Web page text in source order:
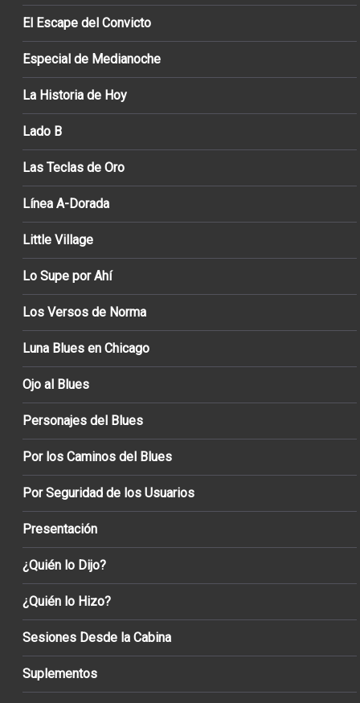
El Escape del Convicto
Especial de Medianoche
La Historia de Hoy
Lado B
Las Teclas de Oro
Línea A-Dorada
Little Village
Lo Supe por Ahí
Los Versos de Norma
Luna Blues en Chicago
Ojo al Blues
Personajes del Blues
Por los Caminos del Blues
Por Seguridad de los Usuarios
Presentación
¿Quién lo Dijo?
¿Quién lo Hizo?
Sesiones Desde la Cabina
Suplementos